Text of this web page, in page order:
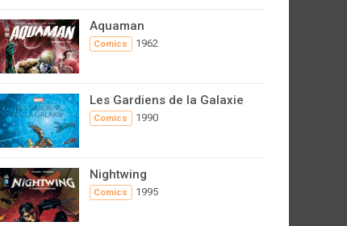
Aquaman
Comics 1962
Les Gardiens de la Galaxie
Comics 1990
Nightwing
Comics 1995